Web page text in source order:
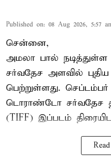
Published on: 08 Aug 2026, 5:57
சென்னை,
அமலா பால் நடித்துள்ள
சர்வதேச அளவில்
பெற்றுள்ளது.
டொராண்டோ சர்வதேச
(TIFF) இப்படம்